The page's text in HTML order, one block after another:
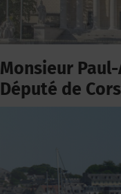
Monsieur Paul-
Député de